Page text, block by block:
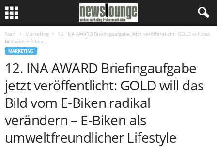
Start Marketing
12. INA AWARD Briefingaufgabe jetzt veröffentlicht: GOLD will das
Bild vom E-Biken...
MARKETING
12. INA AWARD Briefingaufgabe
jetzt veröffentlicht: GOLD will das
Bild vom E-Biken radikal
verändern – E-Biken als
umweltfreundlicher Lifestyle